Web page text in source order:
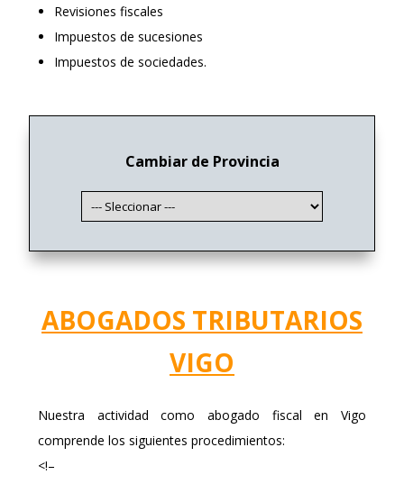
Revisiones fiscales
Impuestos de sucesiones
Impuestos de sociedades.
Cambiar de Provincia
ABOGADOS TRIBUTARIOS
VIGO
Nuestra actividad como abogado fiscal en Vigo
comprende los siguientes procedimientos:
<!–